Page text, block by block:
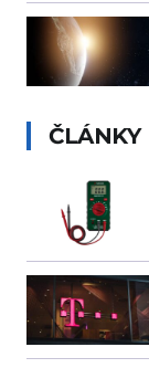
ČLÁNKY